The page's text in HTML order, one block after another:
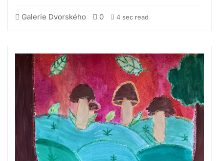
Galerie Dvorského 0 4 sec read